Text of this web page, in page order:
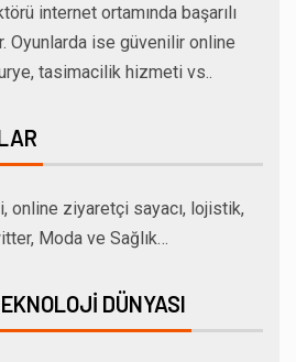
internet ortamında başarılı
Oyunlarda ise güvenilir online
tasimacilik hizmeti vs..
online ziyaretçi sayacı, lojistik,
Moda ve Sağlık…
DÜNYASI